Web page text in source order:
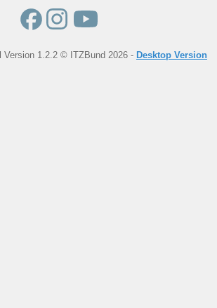
Version 1.2.2 © ITZBund 2026 - Desktop Version